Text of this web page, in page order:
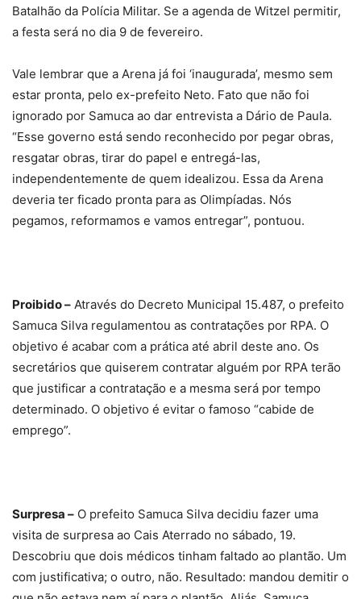
Samuca Silva regulamentou as contratações por RPA. O
objetivo é acabar com a prática até abril deste ano. Os
secretários que quiserem contratar alguém por RPA terão
que justificar a contratação e a mesma será por tempo
determinado. O objetivo é evitar o famoso “cabide de
emprego”.
Descobriu que dois médicos tinham faltado ao plantão. Um
com justificativa; o outro, não. Resultado: mandou demitir o
que não estava nem aí para o plantão. Aliás, Samuca
anunciou que vai fazer novas visitas de surpresas às
unidades de Saúde de Volta Redonda. Faz bem!
que o prefeito Samuca Silva chegasse de surpresa na
unidade. Não perdem por esperar…